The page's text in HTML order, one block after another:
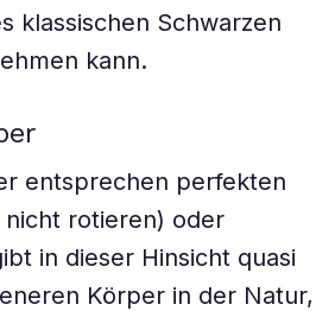
klassischen Schwarzen
kann.
entsprechen perfekten
nicht rotieren) oder
in dieser Hinsicht quasi
Körper in der Natur,